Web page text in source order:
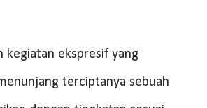
kegiatan ekspresif yang
terciptanya sebuah